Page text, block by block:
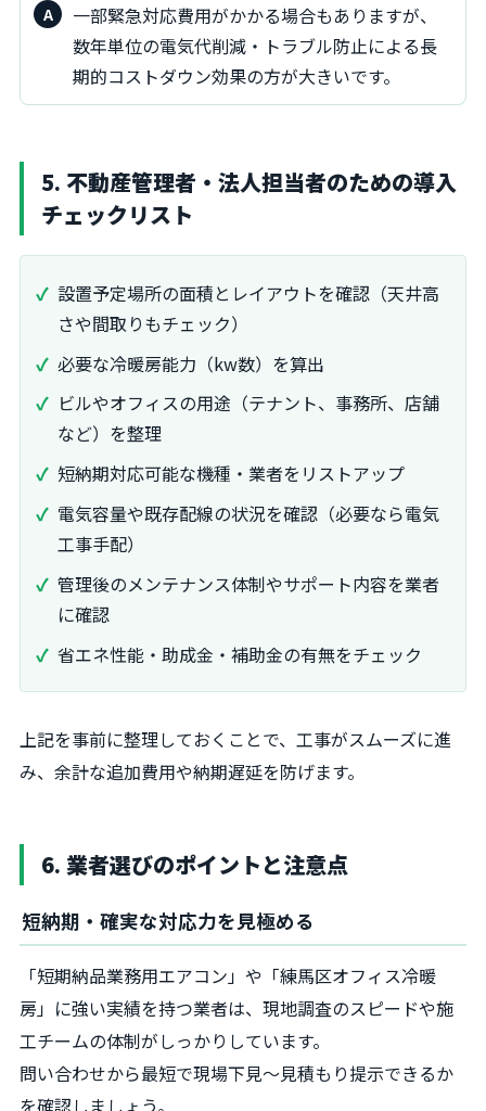
一部緊急対応費用がかかる場合もありますが、
数年単位の電気代削減・トラブル防止による長
期的コストダウン効果の方が大きいです。
5. 不動産管理者・法人担当者のための導入
チェックリスト
設置予定場所の面積とレイアウトを確認（天井高
さや間取りもチェック）
必要な冷暖房能力（kw数）を算出
ビルやオフィスの用途（テナント、事務所、店舗
など）を整理
短納期対応可能な機種・業者をリストアップ
電気容量や既存配線の状況を確認（必要なら電気
工事手配）
管理後のメンテナンス体制やサポート内容を業者
に確認
省エネ性能・助成金・補助金の有無をチェック
上記を事前に整理しておくことで、工事がスムーズに進
み、余計な追加費用や納期遅延を防げます。
6. 業者選びのポイントと注意点
短納期・確実な対応力を見極める
「短期納品業務用エアコン」や「練馬区オフィス冷暖
房」に強い実績を持つ業者は、現地調査のスピードや施
工チームの体制がしっかりしています。
問い合わせから最短で現場下見〜見積もり提示できるか
を確認しましょう。